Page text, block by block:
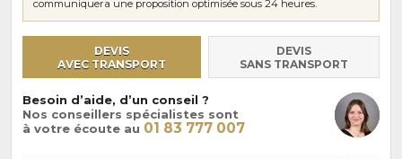
communiquera une proposition optimisée sous 24 heures.
DEVIS
AVEC TRANSPORT
DEVIS
SANS TRANSPORT
Besoin d’aide, d’un conseil ?
Nos conseillers spécialistes sont
à votre écoute au 01 83 777 007